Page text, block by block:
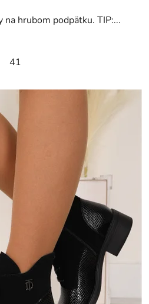
na hrubom podpätku. TIP:...
41